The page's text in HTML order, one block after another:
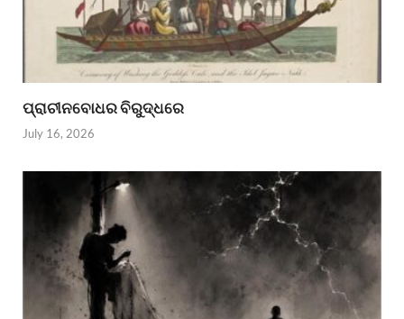
ପ୍ରାଚୀନବୋଧର ବିରୁଦ୍ଧରେ
July 16, 2026